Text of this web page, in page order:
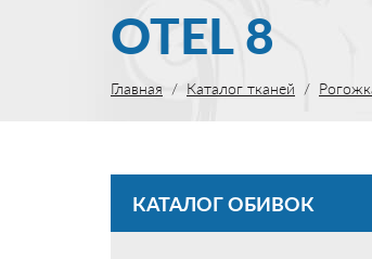
OTEL 8
Главная Каталог тканей
КАТАЛОГ ОБИВОК